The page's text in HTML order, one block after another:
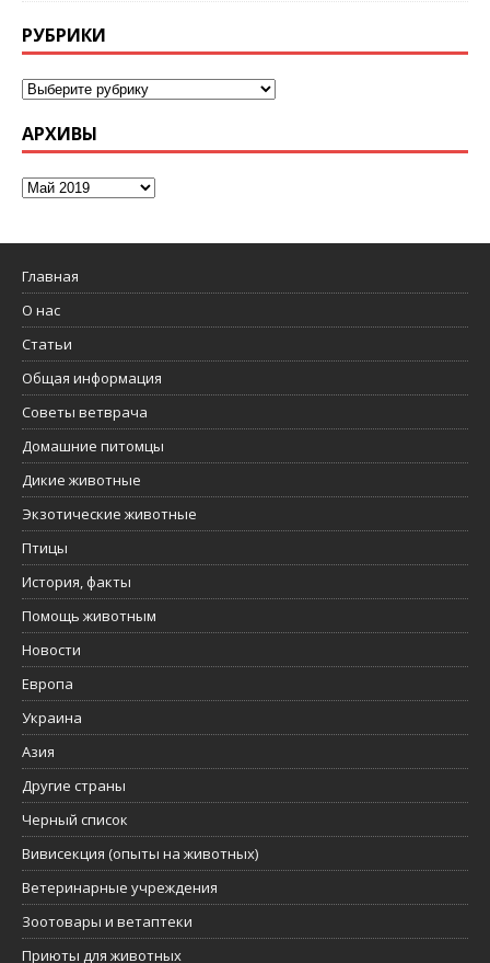
РУБРИКИ
АРХИВЫ
Главная
О нас
Статьи
Общая информация
Советы ветврача
Домашние питомцы
Дикие животные
Экзотические животные
Птицы
История, факты
Помощь животным
Новости
Европа
Украина
Азия
Другие страны
Черный список
Вивисекция (опыты на животных)
Ветеринарные учреждения
Зоотовары и ветаптеки
Приюты для животных